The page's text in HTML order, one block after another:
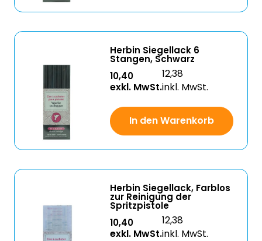
Herbin Siegellack 6
Stangen, Schwarz
10,40
exkl. MwSt.
12,38
inkl. MwSt.
In den Warenkorb
Herbin Siegellack, Farblos
zur Reinigung der
Spritzpistole
10,40
exkl. MwSt.
12,38
inkl. MwSt.